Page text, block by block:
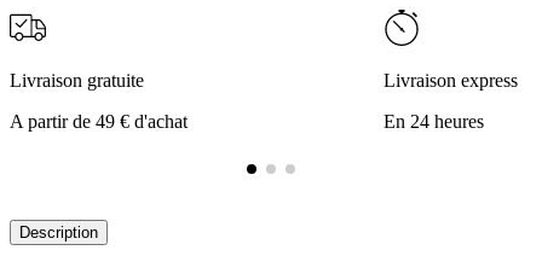
Livraison gratuite
A partir de 49 € d'achat
Livraison express
En 24 heures
Description